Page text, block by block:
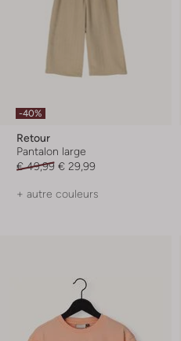
-40%
Retour
Pantalon large
€ 49,99 € 29,99
+ autre couleurs